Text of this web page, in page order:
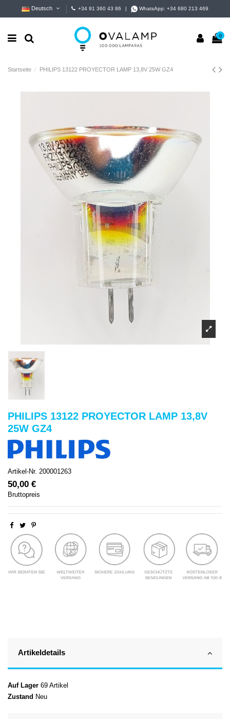
Deutsch +34 91 360 43 86 WhatsApp:+34 680 213 469
0
Startseite PHILIPS 13122 PROYECTOR LAMP 13,8V 25W GZ4
PHILIPS 13122 PROYECTOR LAMP 13,8V
25W GZ4
Artikel-Nr. 200001263
50,00 €
Bruttopreis
Artikeldetails
Auf Lager 69 Artikel
Zustand Neu